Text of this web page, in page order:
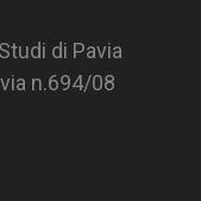
di Pavia
n.694/08